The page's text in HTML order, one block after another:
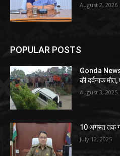
August 2, 2026
POPULAR POSTS
Gonda News:
की दर्दनाक
August 3, 2025
10 अगस्त तक
July 12, 2025